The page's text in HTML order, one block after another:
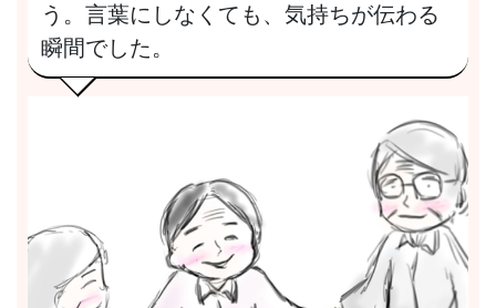
う。言葉にしなくても、気持ちが伝わる
瞬間でした。